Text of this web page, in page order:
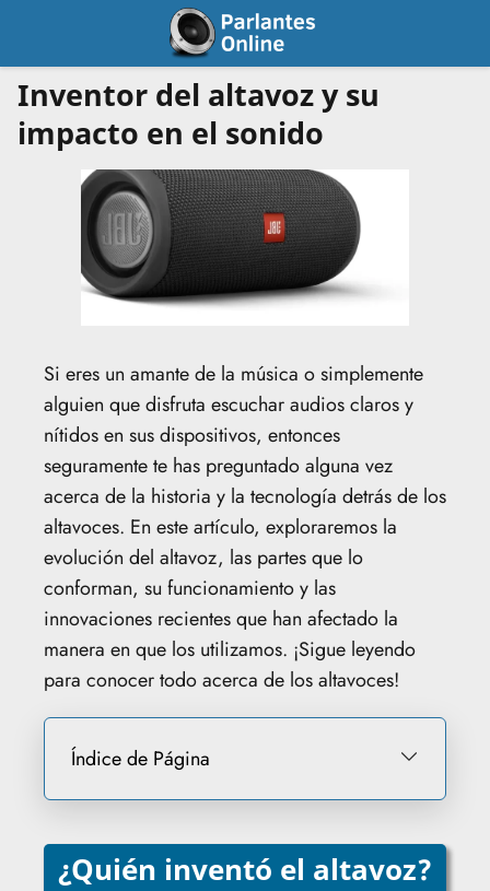
Inventor del altavoz y su
impacto en el sonido
Si eres un amante de la música o simplemente
alguien que disfruta escuchar audios claros y
nítidos en sus dispositivos, entonces
seguramente te has preguntado alguna vez
acerca de la historia y la tecnología detrás de los
altavoces. En este artículo, exploraremos la
evolución del altavoz, las partes que lo
conforman, su funcionamiento y las
innovaciones recientes que han afectado la
manera en que los utilizamos. ¡Sigue leyendo
para conocer todo acerca de los altavoces!
Índice de Página
¿Quién inventó el altavoz?